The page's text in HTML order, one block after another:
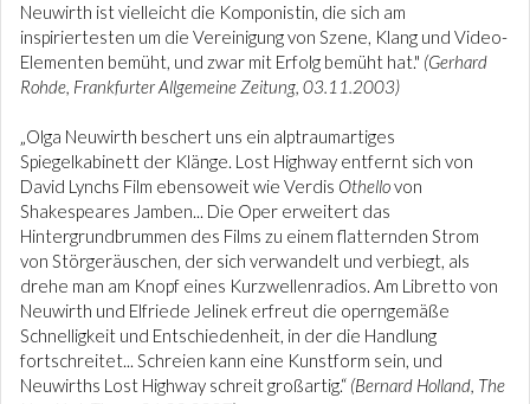
Neuwirth ist vielleicht die Komponistin, die sich am
inspiriertesten um die Vereinigung von Szene, Klang und Video-
Elementen bemüht, und zwar mit Erfolg bemüht hat." (Gerhard
Rohde, Frankfurter Allgemeine Zeitung, 03.11.2003)
„Olga Neuwirth beschert uns ein alptraumartiges
Spiegelkabinett der Klänge. Lost Highway entfernt sich von
David Lynchs Film ebensoweit wie Verdis Othellovon
Shakespeares Jamben... Die Oper erweitert das
Hintergrundbrummen des Films zu einem flatternden Strom
von Störgeräuschen, der sich verwandelt und verbiegt, als
drehe man am Knopf eines Kurzwellenradios. Am Libretto von
Neuwirth und Elfriede Jelinek erfreut die operngemäße
Schnelligkeit und Entschiedenheit, in der die Handlung
fortschreitet... Schreien kann eine Kunstform sein, und
Neuwirths Lost Highway schreit großartig.“ (Bernard Holland, The